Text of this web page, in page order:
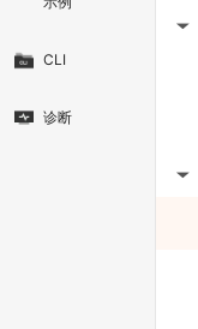
CLI
诊断
▶
▶